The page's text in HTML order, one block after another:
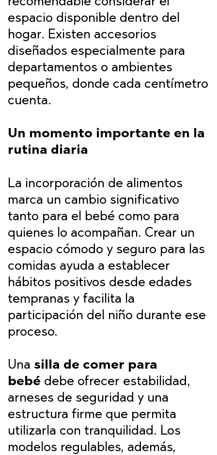
espacio disponible dentro del
hogar. Existen accesorios
diseñados especialmente para
departamentos o ambientes
pequeños, donde cada centímetro
cuenta.
Un momento importante en la
rutina diaria
La incorporación de alimentos
marca un cambio significativo
tanto para el bebé como para
quienes lo acompañan. Crear un
espacio cómodo y seguro para las
comidas ayuda a establecer
hábitos positivos desde edades
tempranas y facilita la
participación del niño durante ese
proceso.
Una silla de comer para
bebé debe ofrecer estabilidad,
arneses de seguridad y una
estructura firme que permita
utilizarla con tranquilidad. Los
modelos regulables, además,